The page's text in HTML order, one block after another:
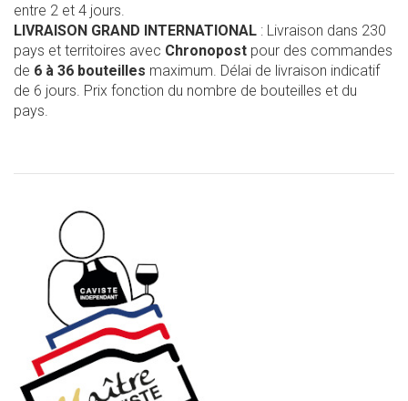
entre 2 et 4 jours.
LIVRAISON GRAND INTERNATIONAL : Livraison dans 230
pays et territoires avec Chronopost pour des commandes
de 6 à 36 bouteilles maximum. Délai de livraison indicatif
de 6 jours. Prix fonction du nombre de bouteilles et du
pays.